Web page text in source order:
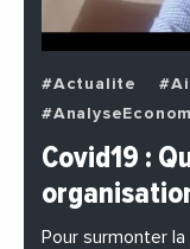
#Actualite
#BuzzNews
#EnDirectDe
Covid19 :
Pour surmonter